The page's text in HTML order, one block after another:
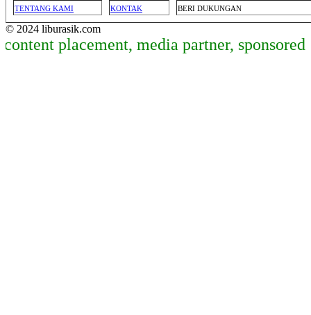
TENTANG KAMI KONTAK BERI DUKUNGAN
© 2024 liburasik.com
placement, media partner, sponsored